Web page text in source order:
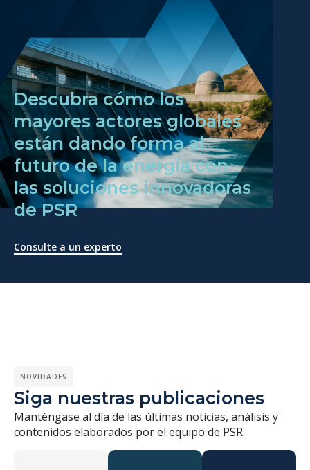
Descubra cómo los
mayores actores globales
están dando forma al
futuro de la energía con
las soluciones innovadoras
de PSR
Consulte a un experto
NOVIDADES
Siga nuestras publicaciones
Manténgase al día de las últimas noticias, análisis y
contenidos elaborados por el equipo de PSR.